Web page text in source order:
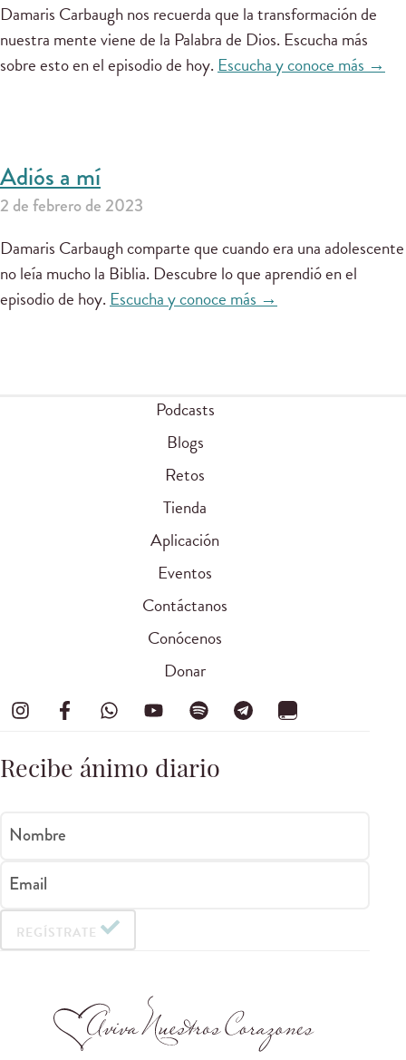
Damaris Carbaugh nos recuerda que la transformación de
nuestra mente viene de la Palabra de Dios. Escucha más
sobre esto en el episodio de hoy.Escucha y conoce más →
Adiós a mí
2 de febrero de 2023
Damaris Carbaugh comparte que cuando era una adolescente
no leía mucho la Biblia. Descubre lo que aprendió en el
episodio de hoy. Escucha y conoce más →
Podcasts
Blogs
Retos
Tienda
Aplicación
Eventos
Contáctanos
Conócenos
Donar
Recibe ánimo diario
Nombre
Email
REGÍSTRATE